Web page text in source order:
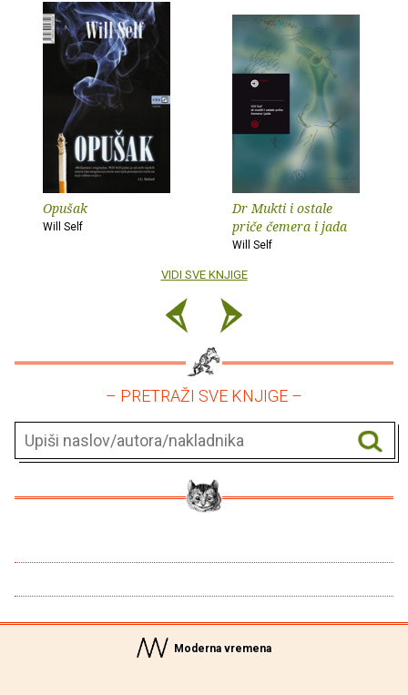
Opušak
Will Self
Dr Mukti i ostale
priče čemera i jada
Will Self
VIDI SVE KNJIGE
– PRETRAŽI SVE KNJIGE –
Moderna vremena